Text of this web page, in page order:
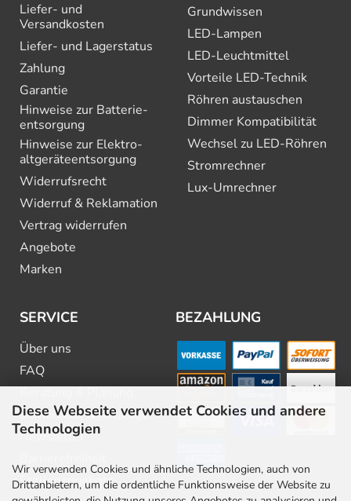
Diese Webseite verwendet Cookies und andere
Technologien
Wir verwenden Cookies und ähnliche Technologien, auch von
Drittanbietern, um die ordentliche Funktionsweise der Website zu
Liefer- und
Versandkosten
Liefer- und Lagerstatus
Zahlung
Garantie
Hinweise zur Batterie­
entsorgung
Hinweise zur Elektro­
altgeräte­entsorgung
Widerrufsrecht
Widerruf & Reklamation
Vertrag widerrufen
Angebote
Marken
Grundwissen
LED-Lampen
LED-Leuchtmittel
Vorteile LED-Technik
Röhren austauschen
Dimmer Kompatibilität
Wechsel zu LED-Röhren
Stromrechner
Lux-Umrechner
SERVICE
Über uns
FAQ
Downloads & Kataloge
Newsletter
Stellenangebote
BEZAHLUNG